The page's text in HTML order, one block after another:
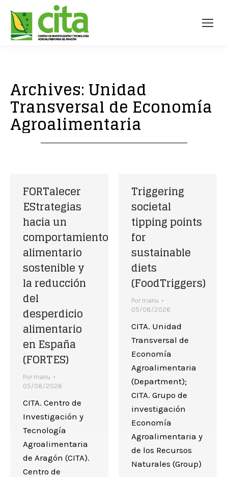
Archives: Unidad
Transversal de Economía
Agroalimentaria
FORTalecer
EStrategias
hacia un
comportamiento
alimentario
sostenible y
la reducción
del
desperdicio
alimentario
en España
(FORTES)
Por manu
05/08/2026
CITA. Centro de
Investigación y
Tecnología
Agroalimentaria
de Aragón (CITA).
Centro de
Triggering
societal
tipping points
for
sustainable
diets
(FoodTriggers)
Por manu
05/08/2026
CITA. Unidad
Transversal de
Economía
Agroalimentaria
(Department);
CITA. Grupo de
investigación
Economía
Agroalimentaria y
de los Recursos
Naturales (Group)